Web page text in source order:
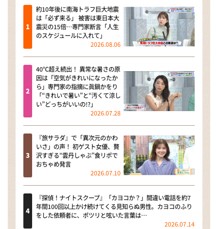
約10年後に南海トラフ巨大地震
は「必ず来る」 被害は東日本大
震災の15倍…専門家断言「人生
のスケジュールに入れて」
2026.08.06
40℃超え続出！ 異常な暑さの原
因は「空気がきれいになったか
ら」専門家の指摘に眞鍋かをり
「“きれいで暑い”と“汚くて涼し
い”どっちがいいの!?」
2026.07.28
『旅サラダ』で「異次元のかわ
いさ」の声！ 初ゲスト女優、贅
沢すぎる“雲丹しゃぶ”食リポで
おちゃめ発言
2026.07.10
『探偵！ナイトスクープ』「カヨコか？」間違い電話を約7
年間100回以上かけ続けてくる見知らぬ男性。カヨコのふり
をした依頼者に、ポツリと呟いた言葉は…
2026.07.14